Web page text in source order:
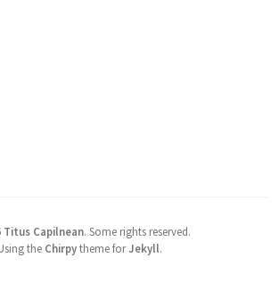
Titus Capilnean. Some rights reserved.
the Chirpytheme forJekyll.